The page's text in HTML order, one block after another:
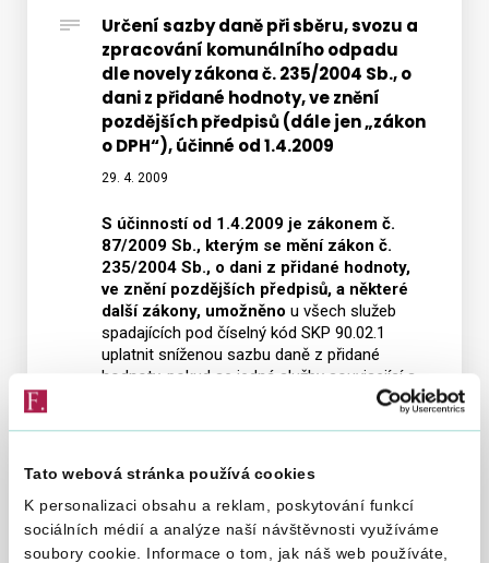
Tato webová stránka používá cookies
K personalizaci obsahu a reklam, poskytování funkcí
sociálních médií a analýze naší návštěvnosti využíváme
soubory cookie. Informace o tom, jak náš web používáte,
Vyhledat na webu
Určení sazby daně při sběru, svozu a
zpracování komunálního odpadu
dle novely zákona č. 235/2004 Sb., o
dani z přidané hodnoty, ve znění
pozdějších předpisů (dále jen „zákon
o DPH“), účinné od 1.4.2009
29. 4. 2009
S účinností od 1.4.2009 je zákonem č.
87/2009 Sb., kterým se mění zákon č.
235/2004 Sb., o dani z přidané hodnoty,
ve znění pozdějších předpisů, a některé
další zákony, umožněno u všech služeb
spadajících pod číselný kód SKP 90.02.1
uplatnit sníženou sazbu daně z přidané
hodnoty, pokud se jedná služby související s
komunálním odpadem. Jedná se rozšíření
90.02.11, která zahrnovala pouze sběr a svoz
komunálního odpadu. S účinností od 1.4.2009
podléhá snížené sazbě DPH také uložení
komunálního odpadu na skládce a jeho
následná likvidace.